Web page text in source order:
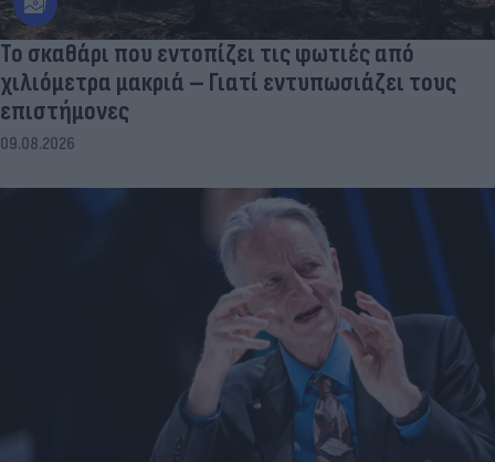
Το σκαθάρι που εντοπίζει τις φωτιές από
χιλιόμετρα μακριά – Γιατί εντυπωσιάζει τους
επιστήμονες
09.08.2026